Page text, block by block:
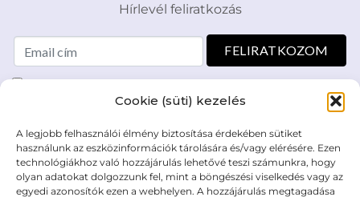
Cookie (süti) kezelés
A legjobb felhasználói élmény biztosítása érdekében sütiket
használunk az eszközinformációk tárolására és/vagy elérésére. Ezen
technológiákhoz való hozzájárulás lehetővé teszi számunkra, hogy
olyan adatokat dolgozzunk fel, mint a böngészési viselkedés vagy az
egyedi azonosítók ezen a webhelyen. A hozzájárulás megtagadása
Hírlevél feliratkozás
mutargy.com/adatkezelesi-tajekoztato/
Rólunk
Médiaajánlat
Karrier
Áraink
ÁSZF
Adatvédelem